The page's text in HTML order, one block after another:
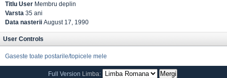
Titlu User Membru deplin
Varsta 35 ani
Data nasterii August 17, 1990
User Controls
Gaseste toate postarile/topicele mele
Full Version Limba: